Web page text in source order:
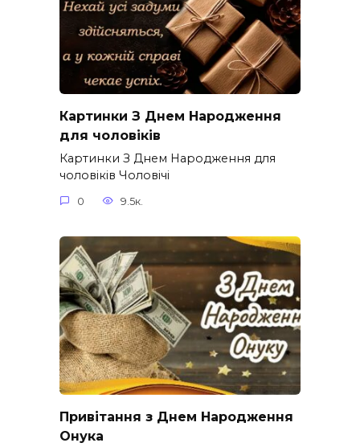
Картинки З Днем Народження
для чоловіків​
Картинки З Днем Народження для
чоловіків​ Чоловічі
0 9.5к.
Привітання з Днем Народження
Онука